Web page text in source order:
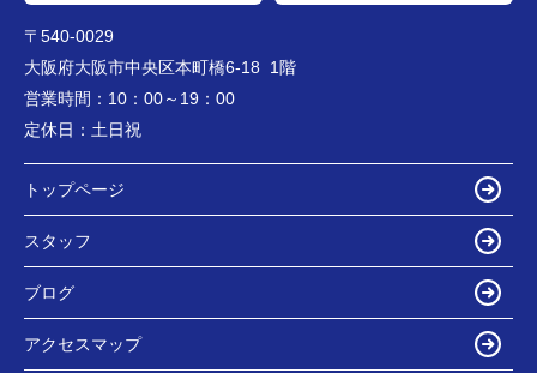
〒540-0029
大阪府大阪市中央区本町橋6-18 1階
営業時間： 10：00～19：00
定休日： 土日祝
トップページ
スタッフ
ブログ
アクセスマップ